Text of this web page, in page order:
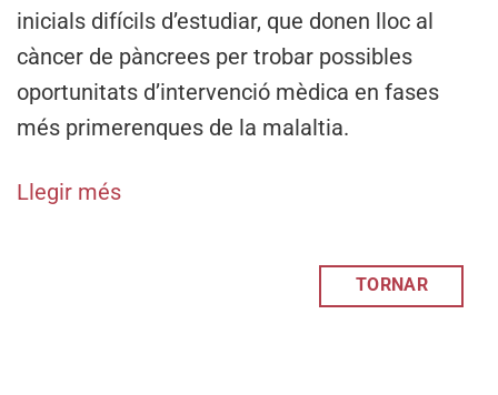
inicials difícils d’estudiar, que donen lloc al
càncer de pàncrees per trobar possibles
oportunitats d’intervenció mèdica en fases
més primerenques de la malaltia.
Llegir més
TORNAR